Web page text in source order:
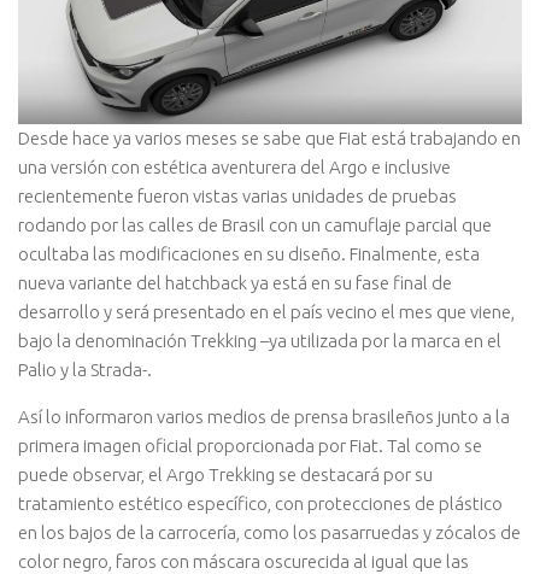
Desde hace ya varios meses se sabe que Fiat está trabajando en
una versión con estética aventurera del Argo e inclusive
recientemente fueron vistas varias unidades de pruebas
rodando por las calles de Brasil con un camuflaje parcial que
ocultaba las modificaciones en su diseño. Finalmente, esta
nueva variante del hatchback ya está en su fase final de
desarrollo y será presentado en el país vecino el mes que viene,
bajo la denominación Trekking –ya utilizada por la marca en el
Palio y la Strada-.
Así lo informaron varios medios de prensa brasileños junto a la
primera imagen oficial proporcionada por Fiat. Tal como se
puede observar, el Argo Trekking se destacará por su
tratamiento estético específico, con protecciones de plástico
en los bajos de la carrocería, como los pasarruedas y zócalos de
color negro, faros con máscara oscurecida al igual que las